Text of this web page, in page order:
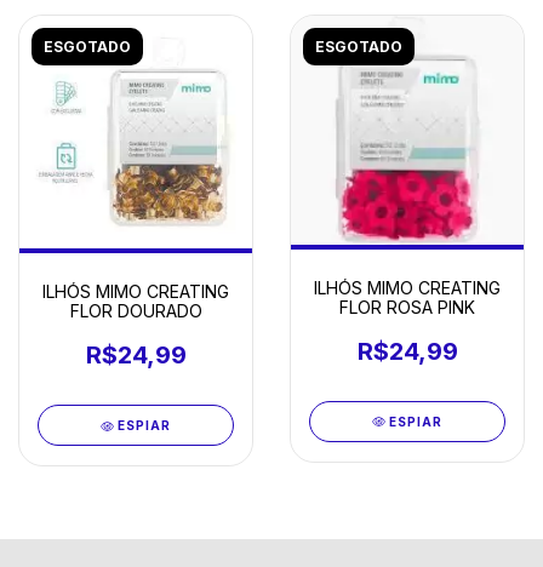
ESGOTADO
ILHÓS MIMO CREATING
FLOR DOURADO
R$24,99
ESPIAR
ESGOTADO
ILHÓS MIMO CREATING
FLOR ROSA PINK
R$24,99
ESPIAR